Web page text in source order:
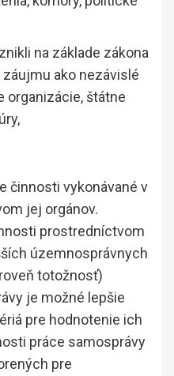
na základe zákona
ako nezávislé
organizácie, štátne
činnosti vykonávané v
jej orgánov.
prostredníctvom
územnosprávnych
totožnosť)
je možné lepšie
pre hodnotenie ich
práce samosprávy
pre